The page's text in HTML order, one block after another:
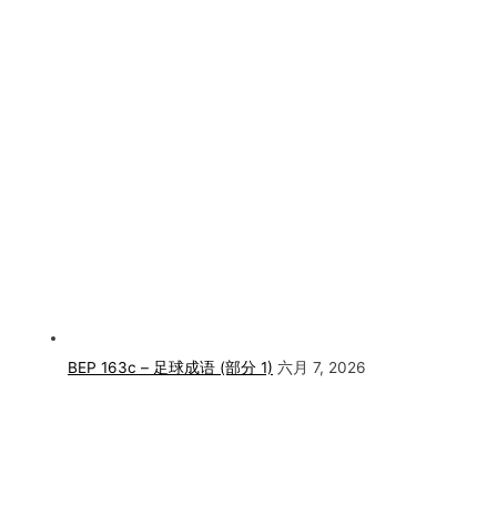
BEP 163c – 足球成语 (部分 1) 六月 7, 2026